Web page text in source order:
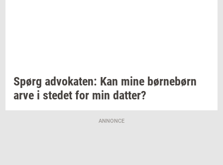
Spørg ad­vo­ka­ten: Kan mine bør­ne­børn
arve i ste­det for min dat­ter?
ANNONCE